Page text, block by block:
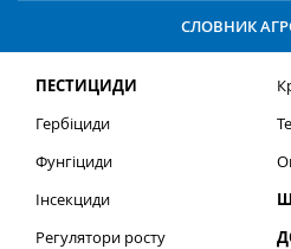
СЛОВНИК
ПЕСТИЦИДИ
Гербіциди
Фунгіциди
Інсекциди
Регулятори росту